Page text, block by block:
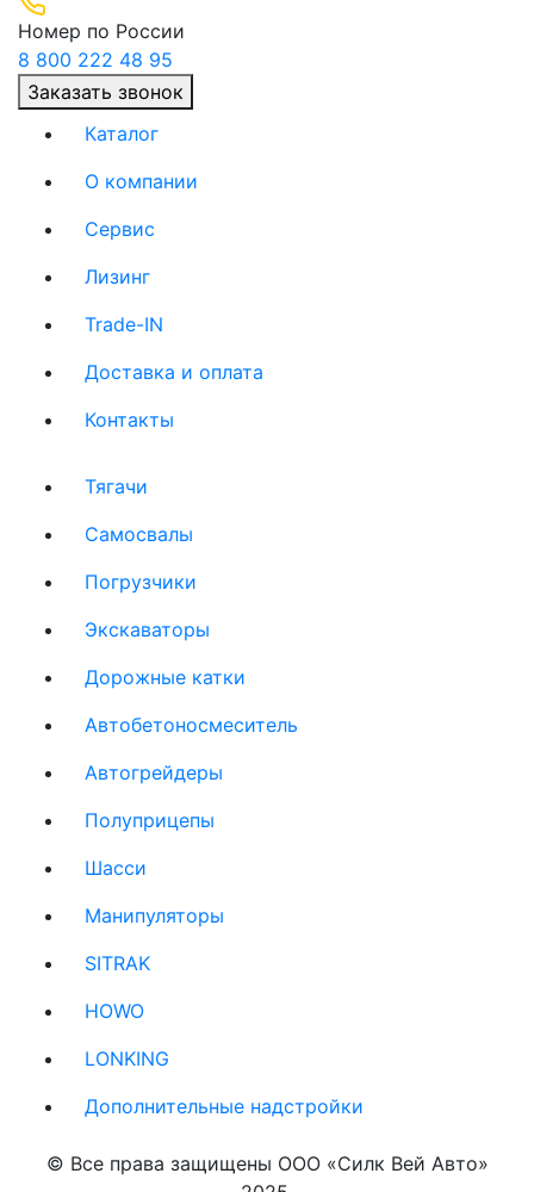
Номер по России
8 800 222 48 95
Заказать звонок
Каталог
О компании
Сервис
Лизинг
Trade-IN
Доставка и оплата
Контакты
Тягачи
Cамосвалы
Погрузчики
Экскаваторы
Дорожные катки
Автобетоносмеситель
Автогрейдеры
Полуприцепы
Шасси
Манипуляторы
SITRAK
HOWO
LONKING
Дополнительные надстройки
© Все права защищены ООО «Силк Вей Авто»